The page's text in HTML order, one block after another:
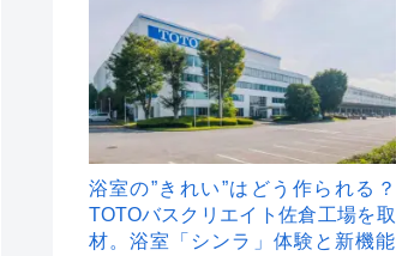
浴室の”きれい”はどう作られる？
TOTOバスクリエイト佐倉工場を取
材。浴室「シンラ」体験と新機能